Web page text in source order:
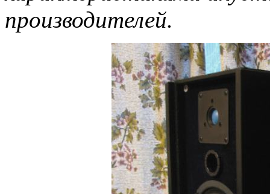
производителей.